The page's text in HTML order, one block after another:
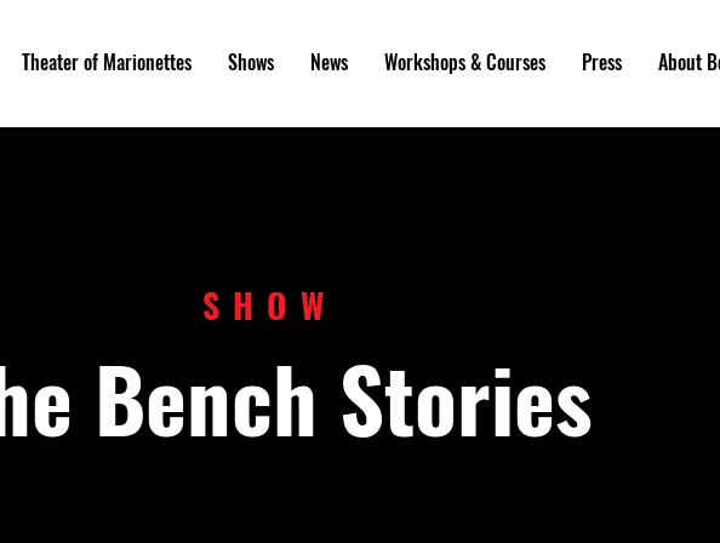
Theater of Marionettes Shows News Workshops & Courses Press About
SHOW
Bench Stories